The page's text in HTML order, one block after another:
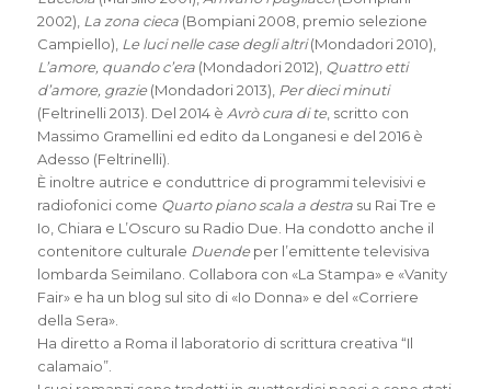
2002), La zona cieca(Bompiani 2008, premio selezione
Campiello), Le luci nelle case degli altri(Mondadori 2010),
L’amore, quando c’era(Mondadori 2012), Quattro etti
d’amore, grazie(Mondadori 2013), Per dieci minuti
(Feltrinelli 2013). Del 2014 è Avrò cura di te, scritto con
Massimo Gramellini ed edito da Longanesi e del 2016 è
Adesso (Feltrinelli).
È inoltre autrice e conduttrice di programmi televisivi e
radiofonici come Quarto piano scala a destrasu Rai Tre e
Io, Chiara e L’Oscuro su Radio Due. Ha condotto anche il
contenitore culturale Duendeper l’emittente televisiva
lombarda Seimilano. Collabora con «La Stampa» e «Vanity
Fair» e ha un blog sul sito di «Io Donna» e del «Corriere
della Sera».
Ha diretto a Roma il laboratorio di scrittura creativa “Il
calamaio”.